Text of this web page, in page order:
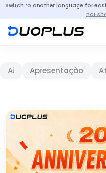
Switch to another language for
not
Ai Apresentação